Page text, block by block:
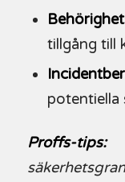
tillgång till
potentiella
Proffs-tips: